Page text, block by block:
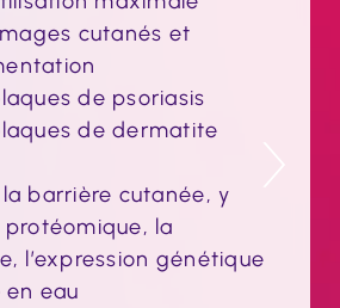
cutanés et
de psoriasis
de dermatite
barrière cutanée, y
la
l’expression génétique
eau